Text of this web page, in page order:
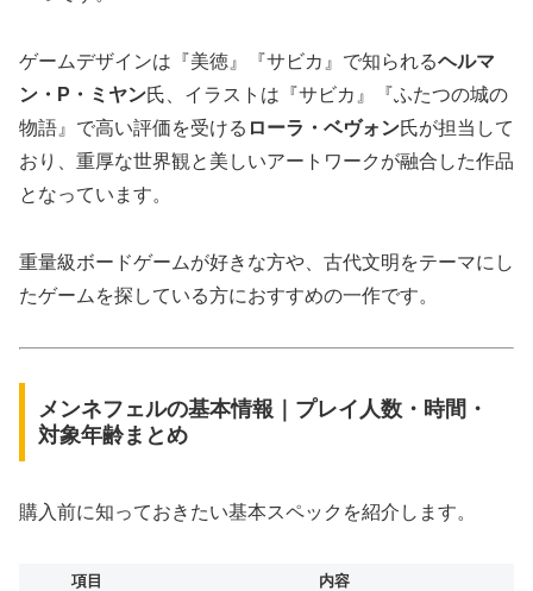
ゲームデザインは『美徳』『サビカ』で知られるヘルマ
ン・P・ミヤン氏、イラストは『サビカ』『ふたつの城の
物語』で高い評価を受ける ローラ・ベヴォン氏が担当して
おり、重厚な世界観と美しいアートワークが融合した作品
となっています。
重量級ボードゲームが好きな方や、古代文明をテーマにし
たゲームを探している方におすすめの一作です。
メンネフェルの基本情報｜プレイ人数・時間・
対象年齢まとめ
購入前に知っておきたい基本スペックを紹介します。
項目
内容